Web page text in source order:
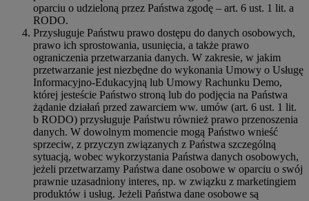
oparciu o udzieloną przez Państwa zgodę – art. 6 ust. 1 lit. a
RODO.
Przysługuje Państwu prawo dostępu do danych osobowych,
prawo ich sprostowania, usunięcia, a także prawo
ograniczenia przetwarzania danych. W zakresie, w jakim
przetwarzanie jest niezbędne do wykonania Umowy o Usługę
Informacyjno-Edukacyjną lub Umowy Rachunku Demo,
której jesteście Państwo stroną lub do podjęcia na Państwa
żądanie działań przed zawarciem ww. umów (art. 6 ust. 1 lit.
b RODO) przysługuje Państwu również prawo przenoszenia
danych. W dowolnym momencie mogą Państwo wnieść
sprzeciw, z przyczyn związanych z Państwa szczególną
sytuacją, wobec wykorzystania Państwa danych osobowych,
jeżeli przetwarzamy Państwa dane osobowe w oparciu o swój
prawnie uzasadniony interes, np. w związku z marketingiem
produktów i usług. Jeżeli Państwa dane osobowe są